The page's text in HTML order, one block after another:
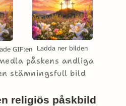
GIF:en Ladda ner bilden
påskens andliga
stämningsfull bild
religiös påskbild